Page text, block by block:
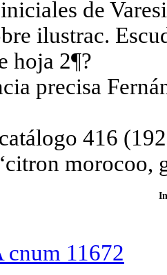
de
ilustrac.
hoja 2¶?
precisa
416
morocoo,
cnum 11672